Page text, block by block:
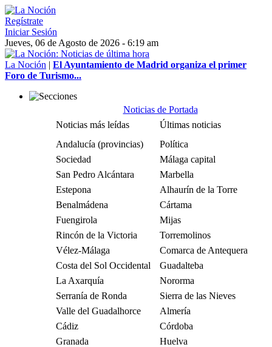
Regístrate
Iniciar Sesión
Jueves, 06 de Agosto de 2026 - 6:19 am
La Noción | El Ayuntamiento de Madrid organiza el primer
Foro de Turismo...
Noticias de Portada
Noticias más leídas
Últimas noticias
Andalucía (provincias)
Política
Sociedad
Málaga capital
San Pedro Alcántara
Marbella
Estepona
Alhaurín de la Torre
Benalmádena
Cártama
Fuengirola
Mijas
Rincón de la Victoria
Torremolinos
Vélez-Málaga
Comarca de Antequera
Costa del Sol Occidental
Guadalteba
La Axarquía
Nororma
Serranía de Ronda
Sierra de las Nieves
Valle del Guadalhorce
Almería
Cádiz
Córdoba
Granada
Huelva